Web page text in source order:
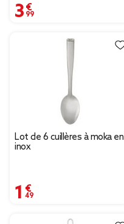
3,99 €
Lot de 6 cuillères à moka en
inox
1,49 €